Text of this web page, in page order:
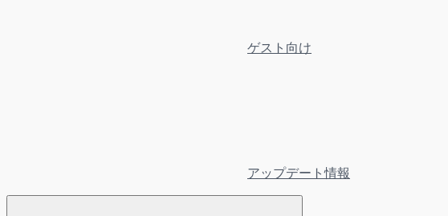
ゲスト向け
アップデート情報